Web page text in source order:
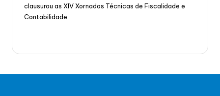
clausurou as XIV Xornadas Técnicas de Fiscalidade e
Contabilidade